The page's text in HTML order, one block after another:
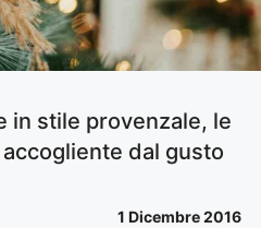
in stile provenzale, le
dal gusto
1 Dicembre 2016